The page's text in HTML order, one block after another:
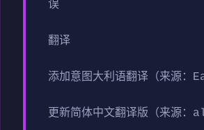
误
翻译
添加意图大利语翻译（来源：
更新简体中文翻译版（来源：